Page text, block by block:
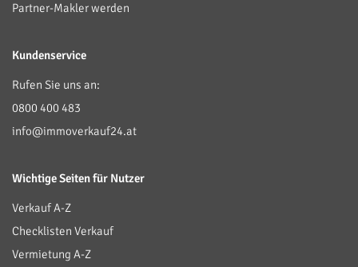
Partner-Makler werden
Kundenservice
Rufen Sie uns an:
0800 400 483
info@immoverkauf24.at
Wichtige Seiten für Nutzer
Verkauf A-Z
Checklisten Verkauf
Vermietung A-Z